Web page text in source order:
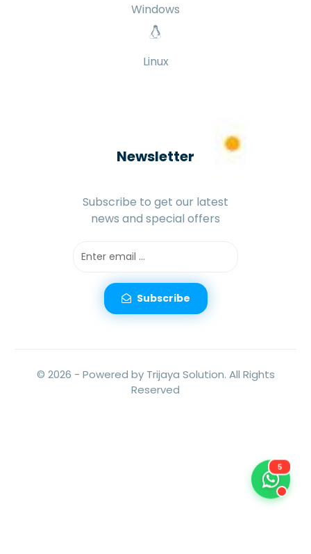
Windows
Linux
Newsletter
Subscribe to get our latest
news and special offers
Subscribe
© 2026 - Powered by Trijaya Solution. All Rights
Reserved
5